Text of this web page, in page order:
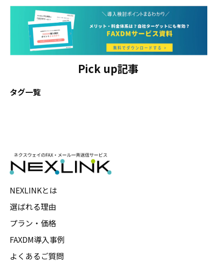
Pick up記事
タグ一覧
NEXLINKとは
選ばれる理由
プラン・価格
FAXDM導入事例
よくあるご質問